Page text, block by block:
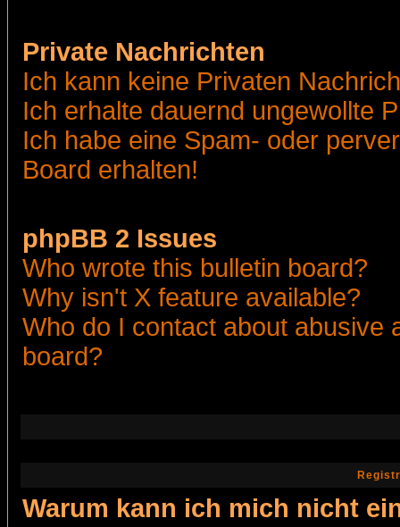
Private Nachrichten
Ich kann keine Privaten
Ich erhalte dauernd ungewollte
Ich habe eine Spam- oder
Board erhalten!
phpBB 2 Issues
Who wrote this bulletin board?
Why isn't X feature available?
Who do I contact about abusive
board?
Warum kann ich mich nicht